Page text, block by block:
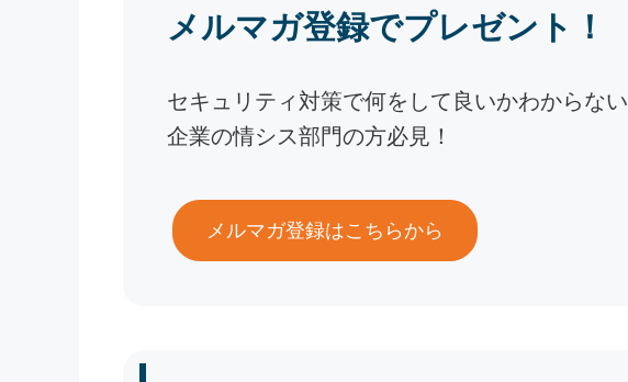
メルマガ登録でプレゼント！
セキュリティ対策で何をして良いかわからない
企業の情シス部門の方必見！
メルマガ登録はこちらから